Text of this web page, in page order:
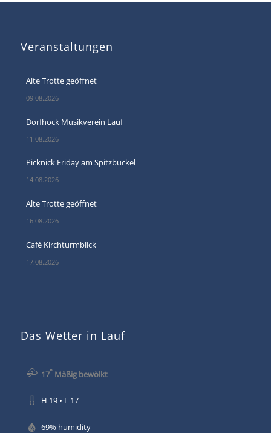
Veranstaltungen
Alte Trotte geöffnet
09.08.2026
Dorfhock Musikverein Lauf
11.08.2026
Picknick Friday am Spitzbuckel
14.08.2026
Alte Trotte geöffnet
16.08.2026
Café Kirchturmblick
17.08.2026
Das Wetter in Lauf
17°Mäßig bewölkt
H 19 • L 17
69% humidity